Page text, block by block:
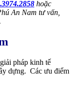
hoặc
An Nam tư vấn,
pháp kinh tế
dựng. Các ưu điểm